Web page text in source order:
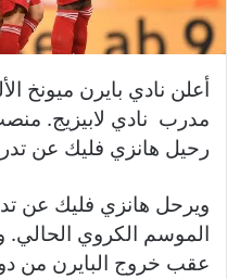
أعلن نادي بايرن ميونخ
مدرب نادي لابيزيج.
رحيل هانزي فليك عن
ويرحل هانزي فليك عن
الموسم الكروي الحالي.
عقب خروج البايرن من